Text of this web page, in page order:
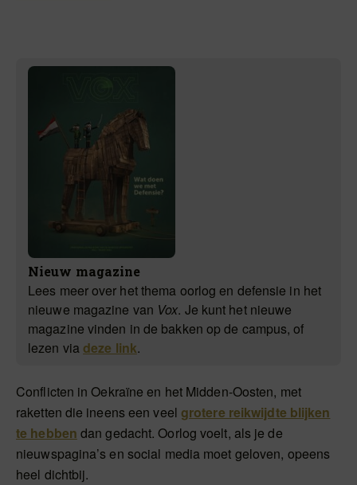
Nieuw magazine
Lees meer over het thema oorlog en defensie in het
nieuwe magazine van Vox. Je kunt het nieuwe
magazine vinden in de bakken op de campus, of
lezen viadeze link.
Conflicten in Oekraïne en het Midden-Oosten, met
raketten die ineens een veel grotere reikwijdte blijken
te hebben dan gedacht. Oorlog voelt, als je de
nieuwspagina’s en social media moet geloven, opeens
heel dichtbij.